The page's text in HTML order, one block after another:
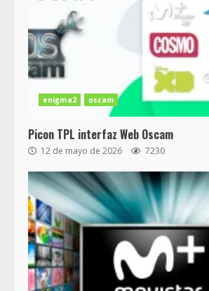
enigma2 oscam
Picon TPL interfaz Web Oscam
12 de mayo de 2026 7230